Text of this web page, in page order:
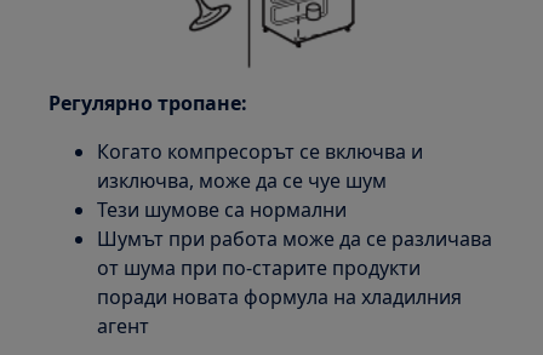
Регулярно тропане:
Когато компресорът се включва и
изключва, може да се чуе шум
Тези шумове са нормални
Шумът при работа може да се различава
от шума при по-старите продукти
поради новата формула на хладилния
агент